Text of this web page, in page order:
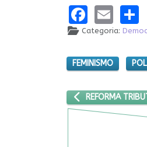
Categoria:
FEMINISMO
ARTIGO ANTERIOR:
REFORMA